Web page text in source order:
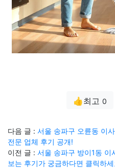
👍최고 0
다음 글 : 서울 송파구 오륜동 이
전문 업체 후기 공개!
이전 글 : 서울 송파구 방이1동 이
보는 후기가 궁금하다면 클릭하